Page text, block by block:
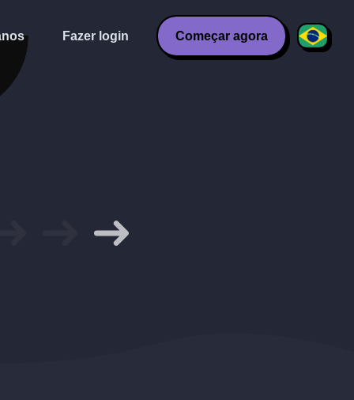
Fazer login Começar agora